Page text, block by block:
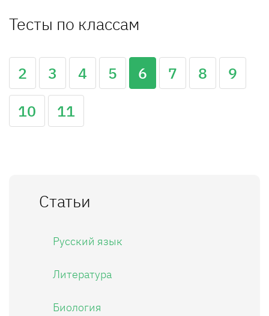
Тесты по классам
2 3 4 5 6 7 8
9
10
11
Статьи
Русский язык
Литература
Биология